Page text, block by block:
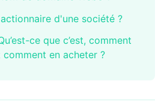
d'une société ?
ce que c’est, comment
en acheter ?